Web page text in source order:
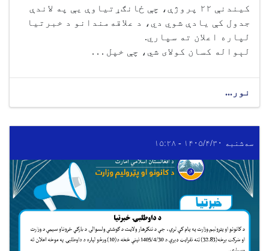
کیندنې ۲۲ پروژې، چې ځانګړتیاوې یې په لاندې
جدول کې یادې شوي دي، د علاقه‌مندانو د خبرتیا
لپاره اعلان ته سپاري.
لېواله کسان کولای شي، چې خپل . . .
نور...
سه‌شنبه ۱۴۰۵/۴/۳۰ - ۱۵:۲۸